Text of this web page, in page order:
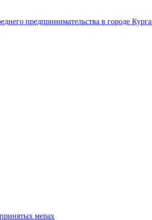
предпринимательства в городе
мерах